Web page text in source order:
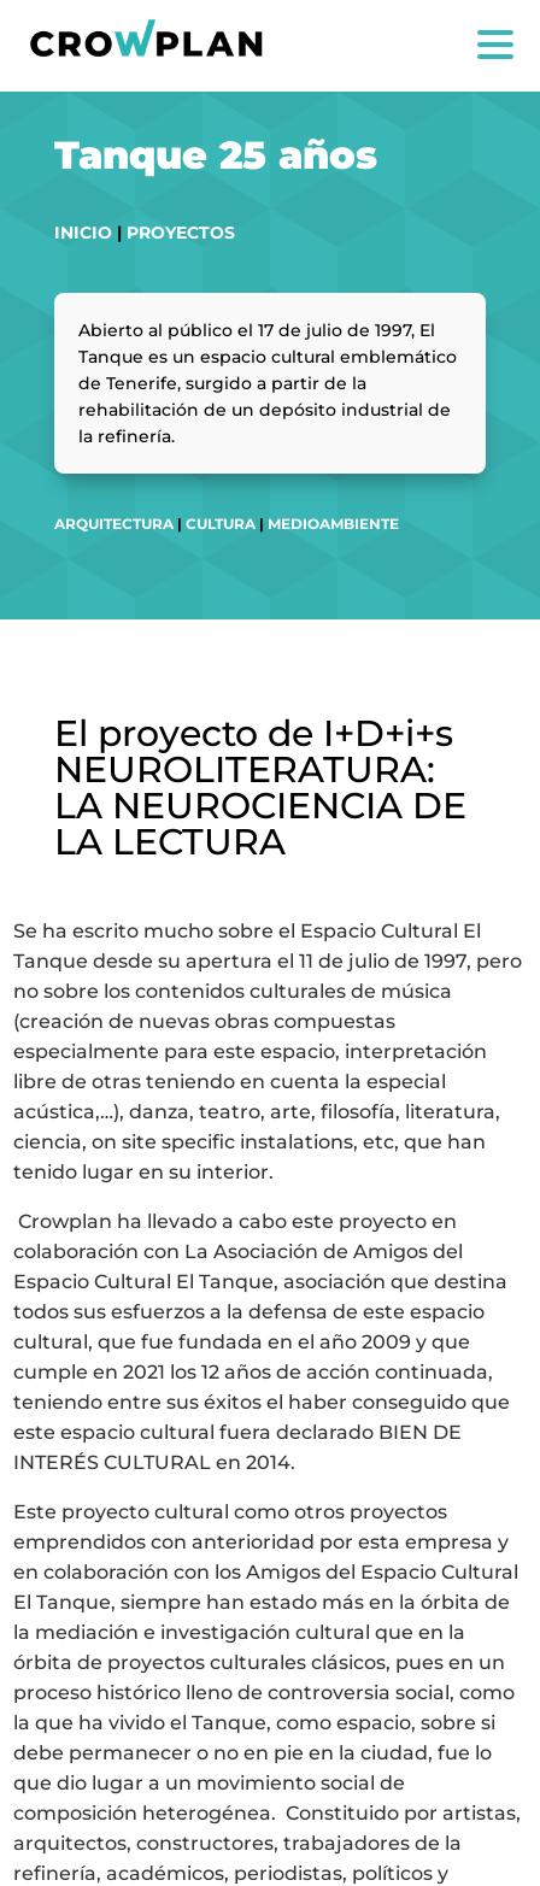
BLOG
ESPACIO CULTURAL EL TANQUE
LA NEUROLITERATURA ENTRA
EN NUESTROS OBJETIVOS
Digital
por Dulce Xerach
info@crowplan.com
922 28 00 28
Tanque 25 años
INICIO| PROYECTOS
Abierto al público el 17 de julio de 1997, El
Tanque es un espacio cultural emblemático
de Tenerife, surgido a partir de la
rehabilitación de un depósito industrial de
la refinería.
ARQUITECTURA| CULTURA| MEDIOAMBIENTE
El proyecto de I+D+i+s
NEUROLITERATURA:
LA NEUROCIENCIA DE
LA LECTURA
Se ha escrito mucho sobre el Espacio Cultural El
Tanque desde su apertura el 11 de julio de 1997, pero
no sobre los contenidos culturales de música
(creación de nuevas obras compuestas
especialmente para este espacio, interpretación
libre de otras teniendo en cuenta la especial
acústica,…), danza, teatro, arte, filosofía, literatura,
ciencia, on site specific instalations, etc, que han
tenido lugar en su interior.
Crowplan ha llevado a cabo este proyecto en
colaboración con La Asociación de Amigos del
Espacio Cultural El Tanque, asociación que destina
todos sus esfuerzos a la defensa de este espacio
cultural, que fue fundada en el año 2009 y que
cumple en 2021 los 12 años de acción continuada,
teniendo entre sus éxitos el haber conseguido que
este espacio cultural fuera declarado BIEN DE
INTERÉS CULTURAL en 2014.
Este proyecto cultural como otros proyectos
emprendidos con anterioridad por esta empresa y
en colaboración con los Amigos del Espacio Cultural
El Tanque, siempre han estado más en la órbita de
la mediación e investigación cultural que en la
órbita de proyectos culturales clásicos, pues en un
proceso histórico lleno de controversia social, como
la que ha vivido el Tanque, como espacio, sobre si
debe permanecer o no en pie en la ciudad, fue lo
que dio lugar a un movimiento social de
composición heterogénea. Constituido por artistas,
arquitectos, constructores, trabajadores de la
refinería, académicos, periodistas, políticos y